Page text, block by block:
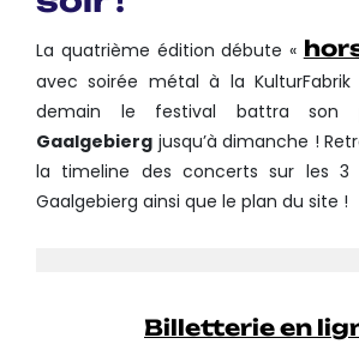
La quatrième édition débute «
avec soirée métal à la
demain le festival battra son
Gaalgebierg jusqu’à dimanche !
la timeline des concerts sur les 3
Gaalgebierg ainsi que le plan du site !
Billetterie en